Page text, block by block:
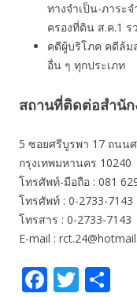
ทางจำเป็น-ภาระ
ครองที่ดิน ส.ค.1
คดีผู้บริโภค คดีล้ม
อื่น ๆ ทุกประเภท
สถานที่ติดต่อสำนั
5 ซอยศรีบูรพา 17 ถนน
กรุงเทพมหานคร 10240
โทรศัพท์-มือถือ : 081
โทรศัพท์ : 0-2733-7143
โทรสาร : 0-2733-7143
E-mail :
F T